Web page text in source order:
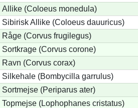
Allike (Coloeus monedula)
Sibirisk Allike (Coloeus dauuricus)
Råge (Corvus frugilegus)
Sortkrage (Corvus corone)
Ravn (Corvus corax)
Silkehale (Bombycilla garrulus)
Sortmejse (Periparus ater)
Topmejse (Lophophanes cristatus)